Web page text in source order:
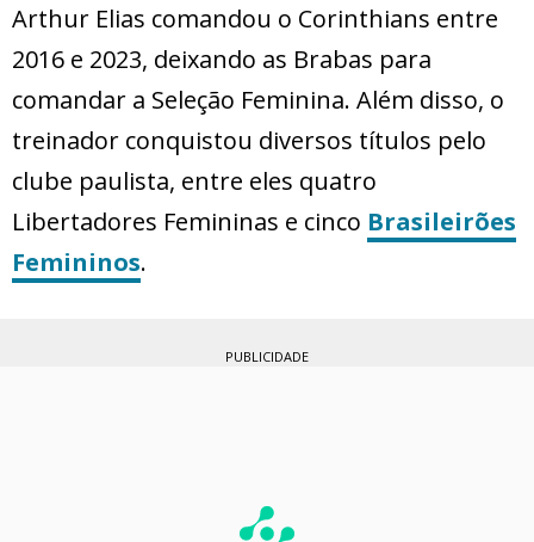
Arthur Elias comandou o Corinthians entre
2016 e 2023, deixando as Brabas para
comandar a Seleção Feminina. Além disso, o
treinador conquistou diversos títulos pelo
clube paulista, entre eles quatro
Libertadores Femininas e cinco Brasileirões
Femininos.
PUBLICIDADE